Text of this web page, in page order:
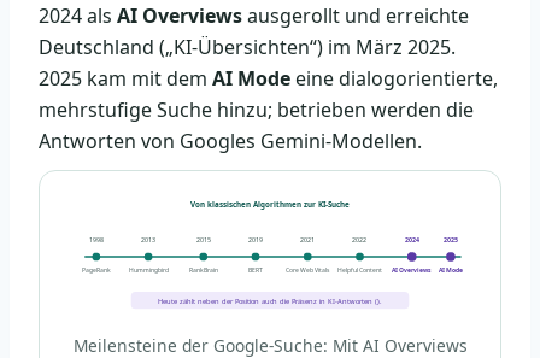
2024 als AI Overviewsausgerollt und erreichte
Deutschland („KI-Übersichten“) im März 2025.
2025 kam mit dem AI Modeeine dialogorientierte,
mehrstufige Suche hinzu; betrieben werden die
Antworten von Googles Gemini-Modellen.
Von klassischen Algorithmen zur KI-Suche
1998
PageRank
2013
Hummingbird
2015
RankBrain
2019
BERT
2021
Core Web Vitals
2022
Helpful Content
2024
AI Overviews
2025
AI Mode
Heute zählt neben der Position auch die Präsenz in KI-Antworten ().
Meilensteine der Google-Suche: Mit AI Overviews